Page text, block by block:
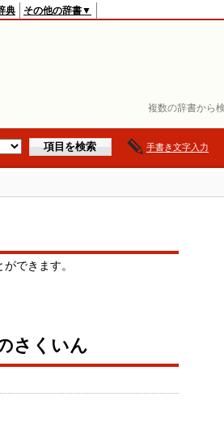
複数の辞書から
典 その他の辞書▼
手書き文字入力
できます。
さくいん